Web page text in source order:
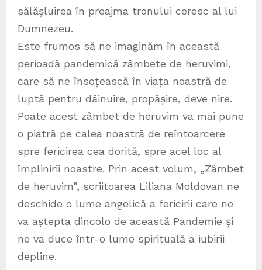
sălășluirea în preajma tronului ceresc al lui
Dumnezeu.
Este frumos să ne imaginăm în această
perioadă pandemică zâmbete de heruvimi,
care să ne însoțească în viața noastră de
luptă pentru dăinuire, propășire, deve nire.
Poate acest zâmbet de heruvim va mai pune
o piatră pe calea noastră de reîntoarcere
spre fericirea cea dorită, spre acel loc al
împlinirii noastre. Prin acest volum, „Zâmbet
de heruvim”, scriitoarea Liliana Moldovan ne
deschide o lume angelică a fericirii care ne
va aștepta dincolo de această Pandemie și
ne va duce într-o lume spirituală a iubirii
depline.